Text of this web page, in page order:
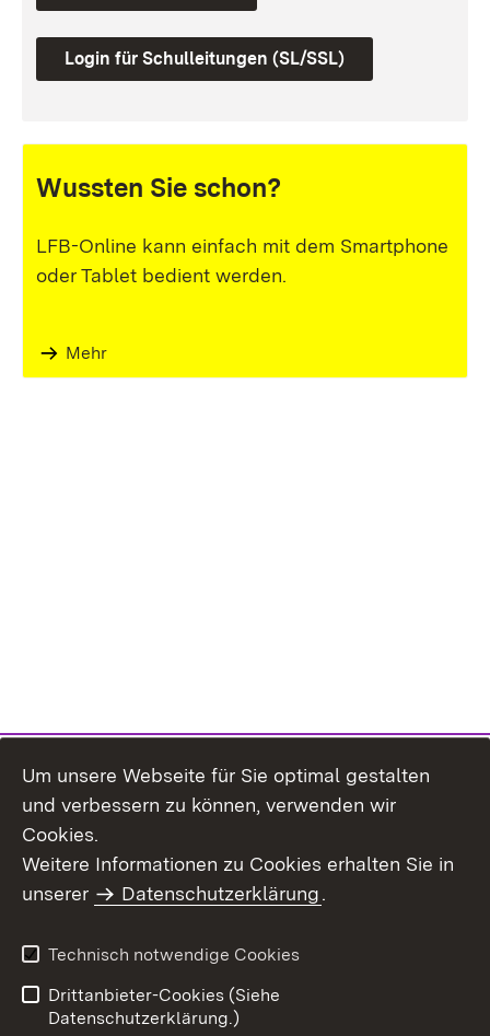
Login für Schulleitungen (SL/SSL)
Wussten Sie schon?
LFB-Online kann einfach mit dem Smartphone
oder Tablet bedient werden.
Mehr
Benutzungshinweise
Erklärung zur
Um unsere Webseite für Sie optimal gestalten
und verbessern zu können, verwenden wir
Cookies.
Weitere Informationen zu Cookies erhalten Sie in
unserer
Datenschutzerklärung.
Technisch notwendige Cookies
Drittanbieter-Cookies (Siehe
Datenschutzerklärung.)